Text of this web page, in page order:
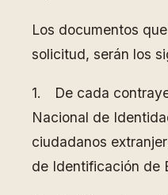
Los documentos
solicitud, serán los
1. De cada
Nacional de
ciudadanos
de Identificación de